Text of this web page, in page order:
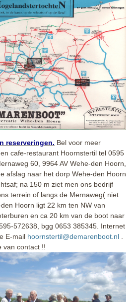
reserveringen. Bel voor meer
cafe-restaurant Hoornstertil tel 0595
60, 9964 AV Wehe-den Hoorn,
afslag naar het dorp Wehe-den Hoorn
na 150 m ziet men ons bedrijf
terrein of langs de Mernaweg( niet
Hoorn ligt 22 km ten NW van
en ca 20 km van de boot naar
572638, bgg 0653 385345. Internet
E-mail hoornstertil@demarenboot.nl
van contact !!